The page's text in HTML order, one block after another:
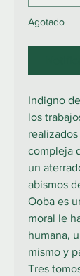
Agotado
Indigno
los
compleja
un
abismos
Ooba es
moral le
humana,
mismo y
Tres